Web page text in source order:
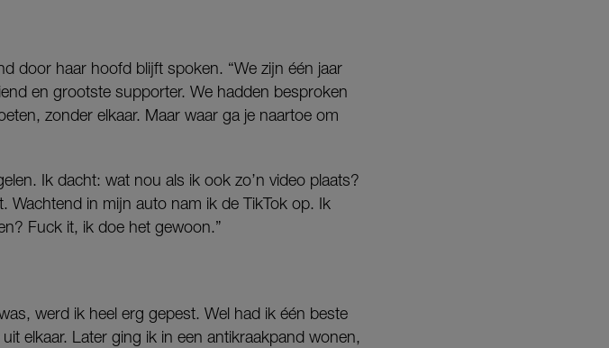
door haar hoofd blijft spoken. “We zijn één jaar
en grootste supporter. We hadden besproken
zonder elkaar. Maar waar ga je naartoe om
Ik dacht: wat nou als ik ook zo’n video plaats?
in mijn auto nam ik de TikTok op. Ik
Fuck it, ik doe het gewoon.”
werd ik heel erg gepest. Wel had ik één beste
elkaar. Later ging ik in een antikraakpand wonen,